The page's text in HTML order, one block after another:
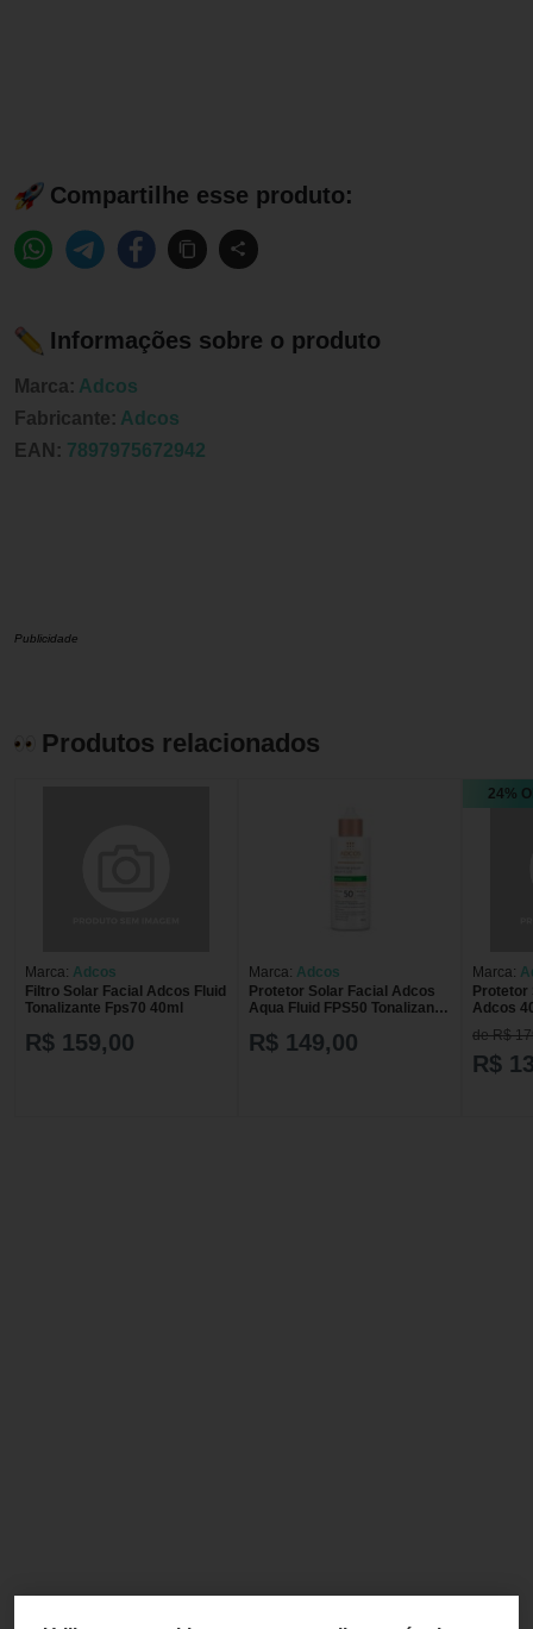
Compartilhe esse produto:
Informações sobre o produto
Marca: Adcos
Fabricante: Adcos
EAN: 7897975672942
Publicidade
Produtos relacionados
Marca: Adcos
Filtro Solar Facial Adcos Fluid
Tonalizante Fps70 40ml
R$ 159,00
Marca: Adcos
Protetor Solar Facial Adcos
Aqua Fluid FPS50 Tonalizante
R$ 149,00
24%
Marca:
Protetor
Adcos
de R$
R$